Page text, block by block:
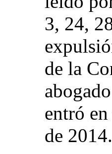
3, 24,
de la
entró
de 2014.